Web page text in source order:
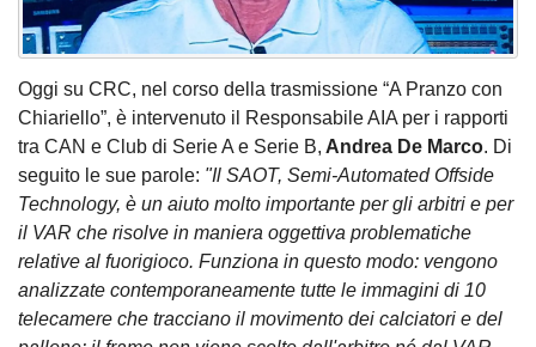
Oggi su CRC, nel corso della trasmissione “A Pranzo con
Chiariello”, è intervenuto il Responsabile AIA per i rapporti
tra CAN e Club di Serie A e Serie B, Andrea De Marco. Di
seguito le sue parole: "Il SAOT, Semi-Automated Offside
Technology, è un aiuto molto importante per gli arbitri e per
il VAR che risolve in maniera oggettiva problematiche
relative al fuorigioco. Funziona in questo modo: vengono
analizzate contemporaneamente tutte le immagini di 10
telecamere che tracciano il movimento dei calciatori e del